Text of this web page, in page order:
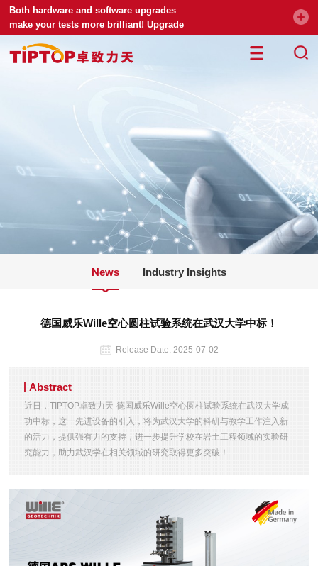
Both hardware and software upgrades
make your tests more brilliant! Upgrade
your universal testing machine
News Industry Insights
德国威乐Wille空心圆柱试验系统在武汉大学中标！
Release Date: 2025-07-02
Abstract
近日，TIPTOP卓致力天-德国威乐Wille空心圆柱试验系统在武汉大学成
功中标，这一先进设备的引入，将为武汉大学的科研与教学工作注入新
的活力，提供强有力的支持，进一步提升学校在岩土工程领域的实验研
究能力，助力武汉学在相关领域的研究取得更多突破！